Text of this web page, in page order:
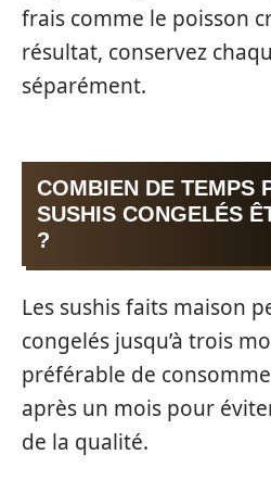
frais comme le poisson
résultat, conservez
séparément.
COMBIEN DE TEMPS
SUSHIS CONGELÉS
?
Les sushis faits maison
congelés jusqu’à trois
préférable de
après un mois pour
de la qualité.